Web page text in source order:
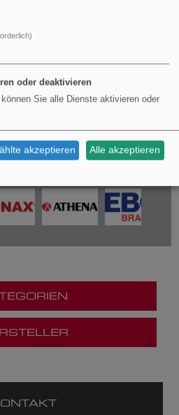
ONTAKT
oder deaktivieren
Sie alle Dienste aktivieren oder
akzeptieren Alle akzeptieren